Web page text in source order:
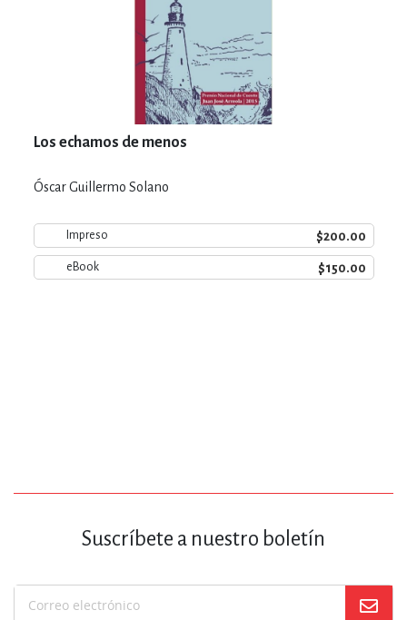
Los echamos de menos
Óscar Guillermo Solano
Impreso $200.00
eBook $150.00
Suscríbete a nuestro boletín
Suscríbase